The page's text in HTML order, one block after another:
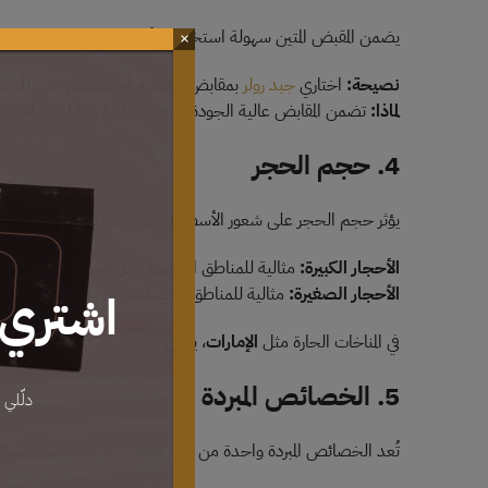
يضمن المقبض المتين سهولة استخدام الأسطوانة وطول عمرها.
نصيحة: اختاريجيد رولر بمقابض معدنية أو بتصميم معزز
لماذا: تضمن المقابض عالية الجودة تشغيلًا سلسًا وثباتًا عند
4. حجم الحجر
يؤثر حجم الحجر على شعور الأسطوانة على بشرتك ومدى
الأحجار الكبيرة: مثالية للمناطق الواسعة مثل الخدين والجبهة.
الأحجار الصغيرة: مثالية للمناطق الحساسة مثل تحت
في المناخات الحارة مثل الإمارات، يمكن أن توفرجيد رولر
5. الخصائص المبردة
تُعد الخصائص المبردة واحدة من أهم فوائد
، حيث
×